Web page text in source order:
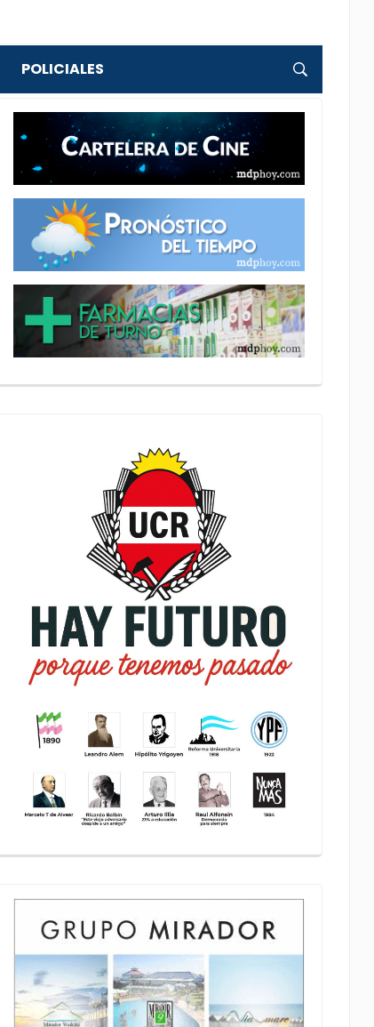
POLICIALES